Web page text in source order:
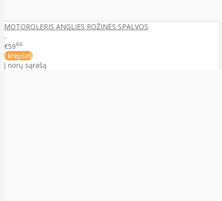
MOTOROLERIS ANGLIES ROŽINĖS SPALVOS
..
€5966
Į krepšelį
Į norų sąrašą